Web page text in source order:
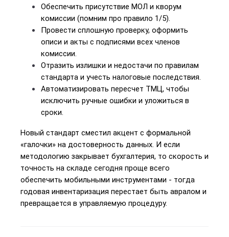
Обеспечить присутствие МОЛ и кворум
комиссии (помним про правило 1/5).
Провести сплошную проверку, оформить
описи и акты с подписями всех членов
комиссии.
Отразить излишки и недостачи по правилам
стандарта и учесть налоговые последствия.
Автоматизировать пересчет ТМЦ, чтобы
исключить ручные ошибки и уложиться в
сроки.
Новый стандарт сместил акцент с формальной
«галочки» на достоверность данных. И если
методологию закрывает бухгалтерия, то скорость и
точность на складе сегодня проще всего
обеспечить мобильными инструментами - тогда
годовая инвентаризация перестает быть авралом и
превращается в управляемую процедуру.